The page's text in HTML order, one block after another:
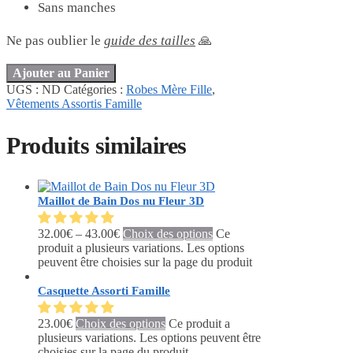
Sans manches
Ne pas oublier le guide des tailles 🙏
Ajouter au Panier
UGS : ND Catégories : Robes Mère Fille,
Vêtements Assortis Famille
Produits similaires
Maillot de Bain Dos nu Fleur 3D
32.00€ – 43.00€ Choix des options Ce
produit a plusieurs variations. Les options
peuvent être choisies sur la page du produit
Casquette Assorti Famille
23.00€ Choix des options Ce produit a
plusieurs variations. Les options peuvent être